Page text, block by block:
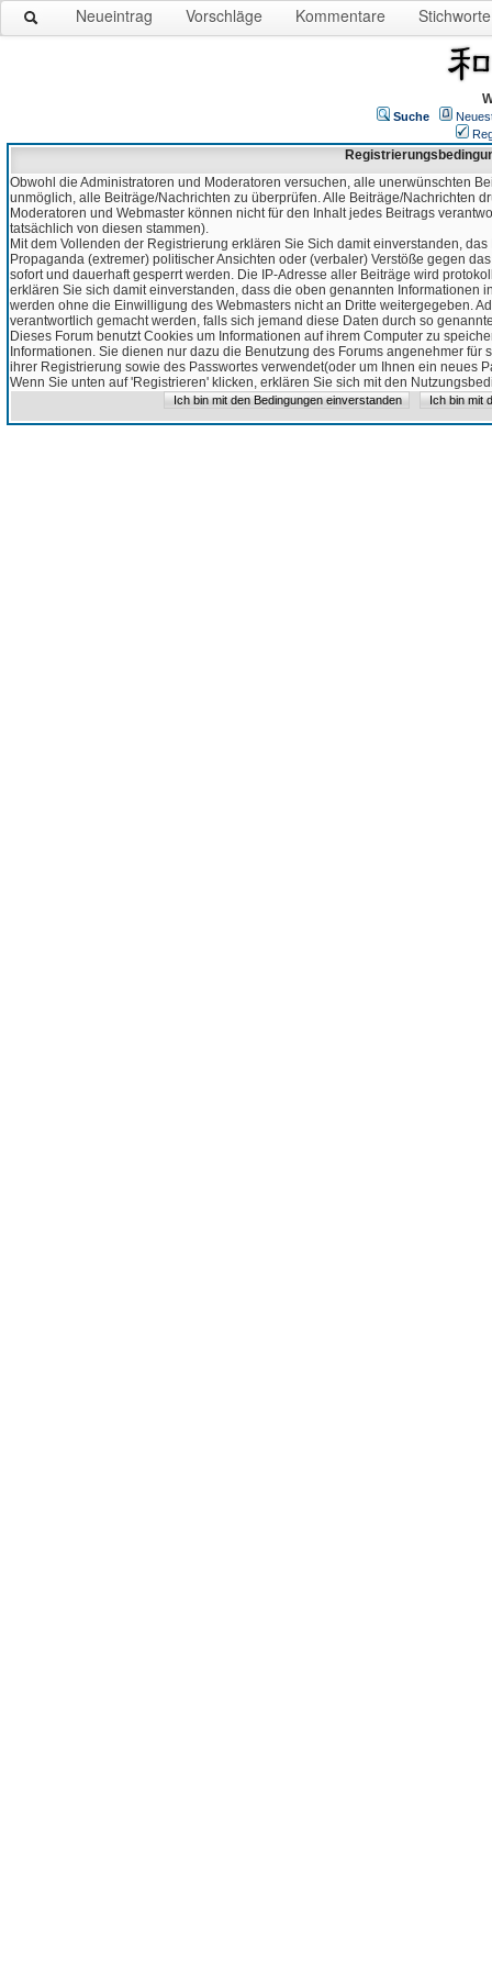
Neueintrag Vorschläge Kommentare Stichworte
Suche
Obwohl die Administratoren und Moderatoren versuchen, alle unerwünschten
unmöglich, alle Beiträge/Nachrichten zu überprüfen. Alle Beiträge/Nachrichten
Moderatoren und Webmaster können nicht für den Inhalt jedes Beitrags
tatsächlich von diesen stammen).
Mit dem Vollenden der Registrierung erklären Sie Sich damit einverstanden,
Propaganda (extremer) politischer Ansichten oder (verbaler) Verstöße gegen
sofort und dauerhaft gesperrt werden. Die IP-Adresse aller Beiträge wird
erklären Sie sich damit einverstanden, dass die oben genannten Informationen
werden ohne die Einwilligung des Webmasters nicht an Dritte weitergegeben.
verantwortlich gemacht werden, falls sich jemand diese Daten durch so
Dieses Forum benutzt Cookies um Informationen auf ihrem Computer zu
Informationen. Sie dienen nur dazu die Benutzung des Forums angenehmer
ihrer Registrierung sowie des Passwortes verwendet(oder um Ihnen ein neues
Wenn Sie unten auf 'Registrieren' klicken, erklären Sie sich mit den